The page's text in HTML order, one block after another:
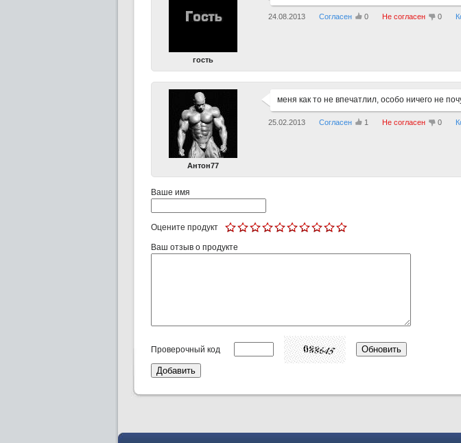
гость
24.08.2013 Согласен 0 Не согласен 0
Антон77
меня как то не впечатлил, особо ничего не
25.02.2013 Согласен 1 Не согласен 0
Ваше имя
Оцените продукт
Ваш отзыв о продукте
Проверочный код